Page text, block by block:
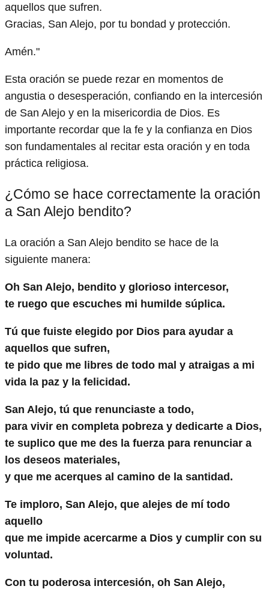
aquellos que sufren.
Gracias, San Alejo, por tu bondad y protección.
Amén."
Esta oración se puede rezar en momentos de
angustia o desesperación, confiando en la intercesión
de San Alejo y en la misericordia de Dios. Es
importante recordar que la fe y la confianza en Dios
son fundamentales al recitar esta oración y en toda
práctica religiosa.
¿Cómo se hace correctamente la oración
a San Alejo bendito?
La oración a San Alejo bendito se hace de la
siguiente manera:
Oh San Alejo, bendito y glorioso intercesor,
te ruego que escuches mi humilde súplica.
Tú que fuiste elegido por Dios para ayudar a
aquellos que sufren,
te pido que me libres de todo mal y atraigas a mi
vida la paz y la felicidad.
San Alejo, tú que renunciaste a todo,
para vivir en completa pobreza y dedicarte a Dios,
te suplico que me des la fuerza para renunciar a
los deseos materiales,
y que me acerques al camino de la santidad.
Te imploro, San Alejo, que alejes de mí todo
aquello
que me impide acercarme a Dios y cumplir con su
voluntad.
Con tu poderosa intercesión, oh San Alejo,